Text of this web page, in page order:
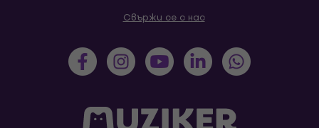
Свържи се с нас